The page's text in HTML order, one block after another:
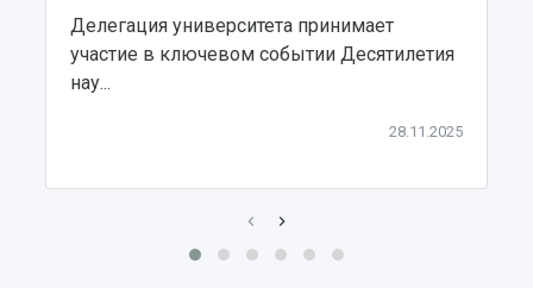
Делегация университета принимает
участие в ключевом событии Десятилетия
нау...
28.11.2025